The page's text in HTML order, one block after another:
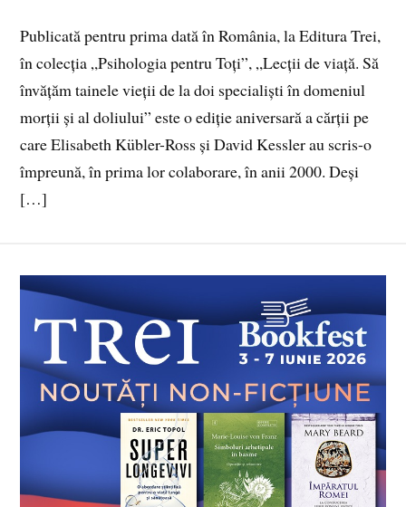
Publicată pentru prima dată în România, la Editura Trei,
în colecția „Psihologia pentru Toți”, „Lecții de viață. Să
învățăm tainele vieții de la doi specialiști în domeniul
morții și al doliului” este o ediție aniversară a cărții pe
care Elisabeth Kübler-Ross și David Kessler au scris-o
împreună, în prima lor colaborare, în anii 2000. Deși
[…]